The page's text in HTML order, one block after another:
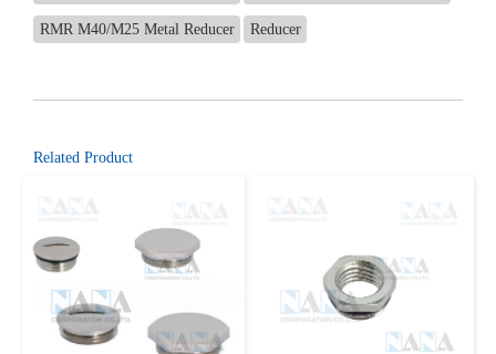
RMR M40/M25 Metal Reducer Reducer
Related Product